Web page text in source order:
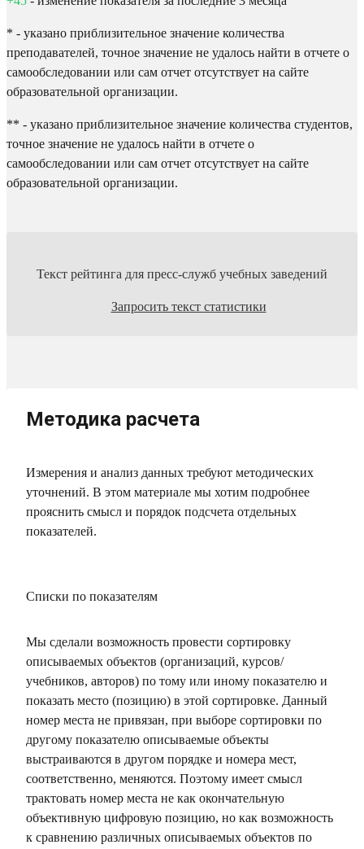
* - указано приблизительное значение количества
преподавателей, точное значение не удалось найти в отчете о
самообследовании или сам отчет отсутствует на сайте
образовательной организации.
** - указано приблизительное значение количества студентов,
точное значение не удалось найти в отчете о
самообследовании или сам отчет отсутствует на сайте
образовательной организации.
Текст рейтинга для пресс-служб учебных заведений
Запросить текст статистики
Методика расчета
Измерения и анализ данных требуют методических
уточнений. В этом материале мы хотим подробнее
прояснить смысл и порядок подсчета отдельных
показателей.
Списки по показателям
Мы сделали возможность провести сортировку
описываемых объектов (организаций, курсов/
учебников, авторов) по тому или иному показателю и
показать место (позицию) в этой сортировке. Данный
номер места не привязан, при выборе сортировки по
другому показателю описываемые объекты
выстраиваются в другом порядке и номера мест,
соответственно, меняются. Поэтому имеет смысл
трактовать номер места не как окончательную
объективную цифровую позицию, но как возможность
к сравнению различных описываемых объектов по